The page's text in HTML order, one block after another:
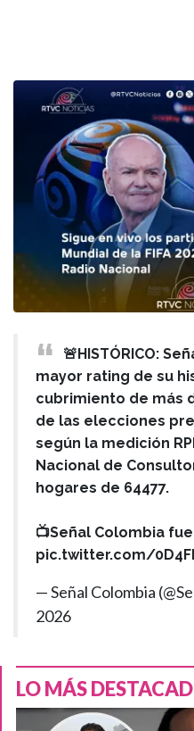
🚨HISTÓRICO:
mayor rating de su
cubrimiento de más
de las elecciones
según la medición
Nacional de
hogares de 64477.
📺Señal Colombia
pic.twitter.com/
— Señal Colombia
2026
LO MÁS